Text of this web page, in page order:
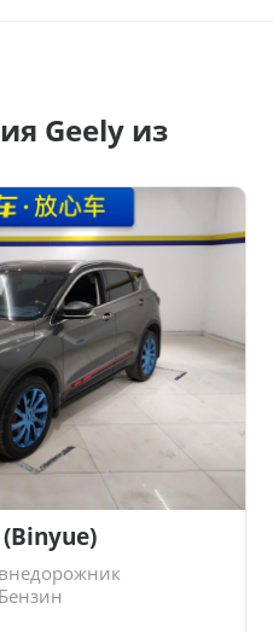
Geely из
внедорожник
Бензин